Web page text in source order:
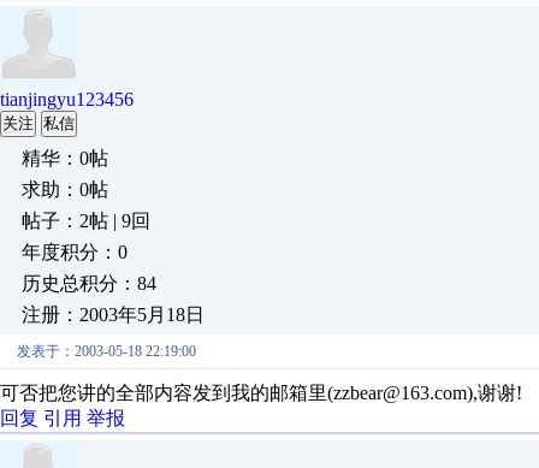
tianjingyu123456
关注 私信
精华：0帖
求助：0帖
帖子：2帖 | 9回
年度积分：0
历史总积分：84
注册：2003年5月18日
发表于：2003-05-18 22:19:00
可否把您讲的全部内容发到我的邮箱里(zzbear@163.com),谢谢!
回复 引用 举报